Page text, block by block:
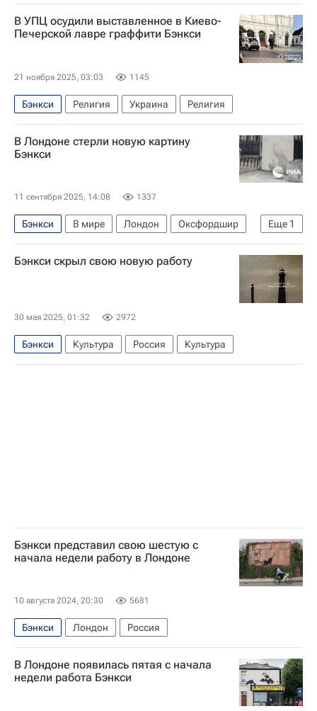
В УПЦ осудили выставленное в Киево-
Печерской лавре граффити Бэнкси
21 ноября 2025, 03:03 1145
Бэнкси Религия Украина Религия
В Лондоне стерли новую картину
Бэнкси
11 сентября 2025, 14:08 1337
Еще 1
Бэнкси В мире Лондон
Оксфордшир
Кипр
Бэнкси скрыл свою новую работу
30 мая 2025, 01:32 2972
Бэнкси Культура Россия Культура
Бэнкси представил свою шестую с
начала недели работу в Лондоне
10 августа 2024, 20:30 5681
Бэнкси Лондон Россия
В Лондоне появилась пятая с начала
недели работа Бэнкси